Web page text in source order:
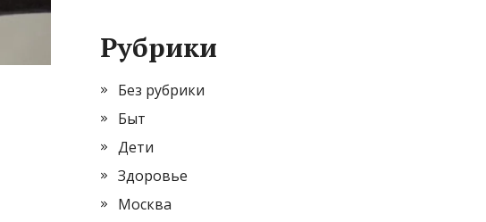
Рубрики
Без рубрики
Быт
Дети
Здоровье
Москва